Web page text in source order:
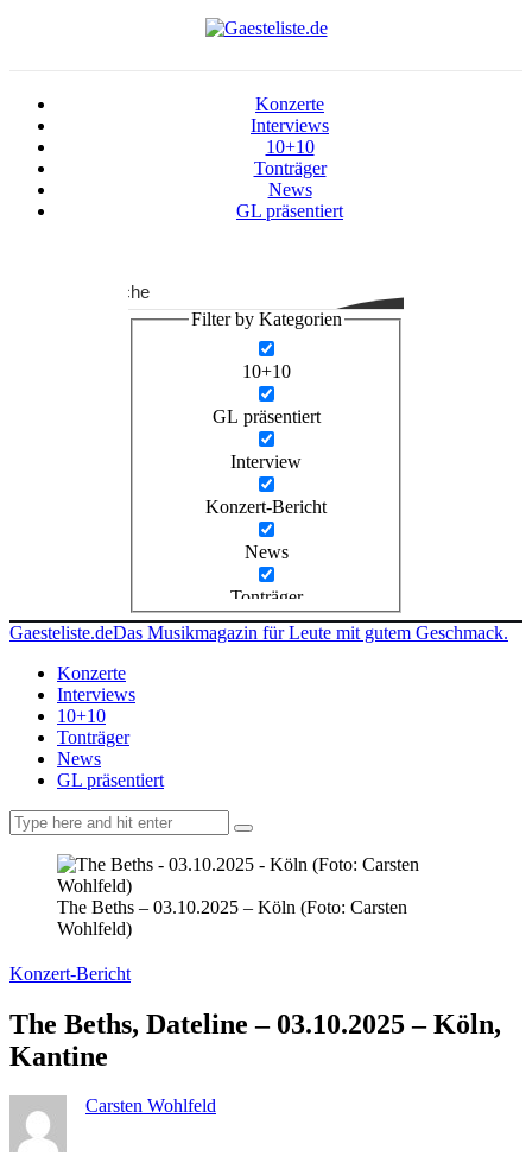
Konzerte
Interviews
10+10
Tonträger
News
GL präsentiert
Suche
Filter by Kategorien
10+10
GL präsentiert
Interview
Konzert-Bericht
News
Tonträger
Gaesteliste.deDas Musikmagazin für Leute mit gutem Geschmack.
Konzerte
Interviews
10+10
Tonträger
News
GL präsentiert
The Beths – 03.10.2025 – Köln (Foto: Carsten
Wohlfeld)
Konzert-Bericht
The Beths, Dateline – 03.10.2025 – Köln,
Kantine
Carsten Wohlfeld